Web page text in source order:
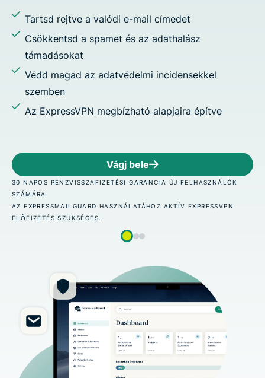
Tartsd rejtve a valódi e-mail címedet
Csökkentsd a spamet és az adathalász
támadásokat
Védd magad az adatvédelmi incidensekkel
szemben
Az ExpressVPN megbízható alapjaira építve
Vágj bele
30 NAPOS PÉNZVISSZAFIZETÉSI GARANCIA ÚJ FELHASZNÁLÓK
SZÁMÁRA.
AZ EXPRESSMAILGUARD HASZNÁLATÁHOZ AKTÍV EXPRESSVPN
ELŐFIZETÉS SZÜKSÉGES.